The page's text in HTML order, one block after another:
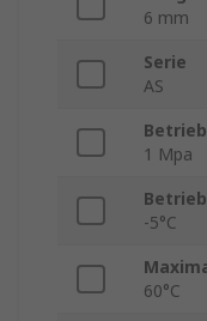
6 mm
Serie
AS
1 Mpa
-5°C
60°C